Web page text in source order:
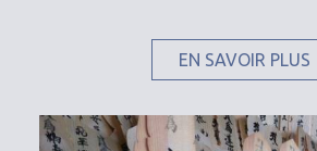
EN SAVOIR PLUS